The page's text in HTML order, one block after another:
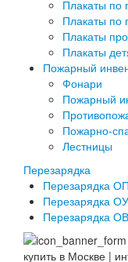
Плакаты по
Плакаты по
Плакаты
Плакаты
Пожарный
Фонари
Пожарный
Пожарно-
Лестницы
Перезарядка
Перезарядка ОП
Перезарядка ОУ
Перезарядка